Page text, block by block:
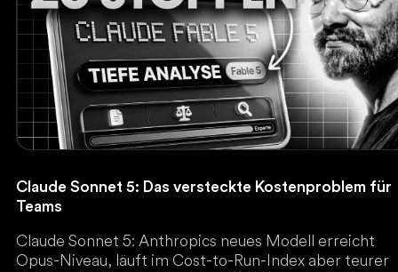
Claude Sonnet 5: Das versteckte Kostenproblem für
Teams
Claude Sonnet 5: Anthropics neues Modell erreicht
Opus-Niveau, läuft im Cost-to-Run-Index aber teurer